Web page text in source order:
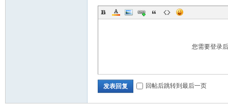
您需要登录
发表回复 回帖后跳转到最后一页